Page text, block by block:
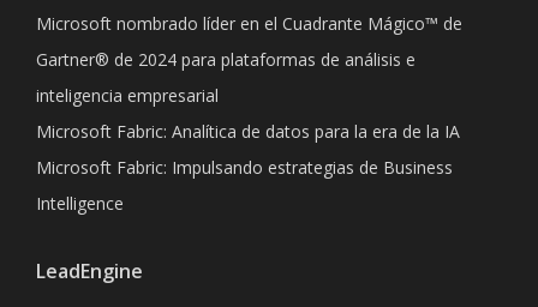
Microsoft nombrado líder en el Cuadrante Mágico™ de
Gartner® de 2024 para plataformas de análisis e
inteligencia empresarial
Microsoft Fabric: Analítica de datos para la era de la IA
Microsoft Fabric: Impulsando estrategias de Business
Intelligence
LeadEngine